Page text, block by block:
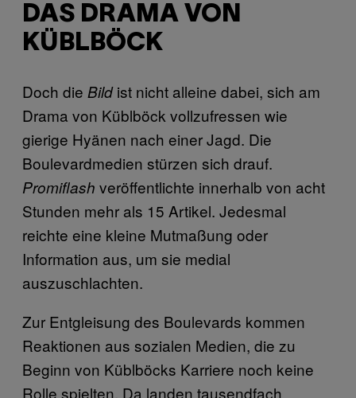
DAS DRAMA VON
KÜBLBÖCK
Doch die Bildist nicht alleine dabei, sich am
Drama von Küblböck vollzufressen wie
gierige Hyänen nach einer Jagd. Die
Boulevardmedien stürzen sich drauf.
Promiflash veröffentlichte innerhalb von acht
Stunden mehr als 15 Artikel. Jedesmal
reichte eine kleine Mutmaßung oder
Information aus, um sie medial
auszuschlachten.
Zur Entgleisung des Boulevards kommen
Reaktionen aus sozialen Medien, die zu
Beginn von Küblböcks Karriere noch keine
Rolle spielten. Da landen tausendfach